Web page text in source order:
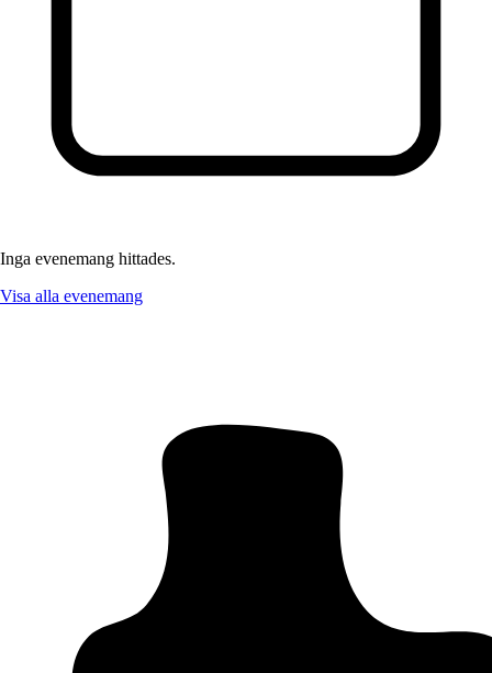
Inga evenemang hittades.
Visa alla evenemang